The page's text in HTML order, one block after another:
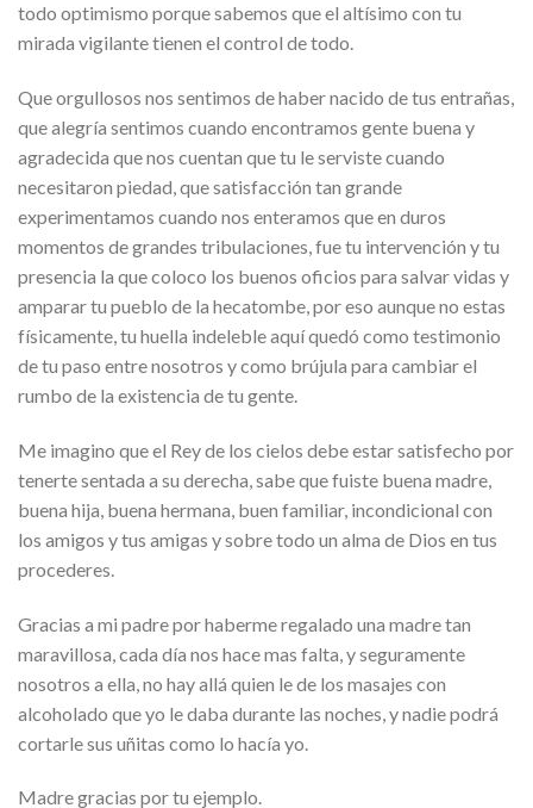
todo optimismo porque sabemos que el altísimo con tu
mirada vigilante tienen el control de todo.
Que orgullosos nos sentimos de haber nacido de tus entrañas,
que alegría sentimos cuando encontramos gente buena y
agradecida que nos cuentan que tu le serviste cuando
necesitaron piedad, que satisfacción tan grande
experimentamos cuando nos enteramos que en duros
momentos de grandes tribulaciones, fue tu intervención y tu
presencia la que coloco los buenos oficios para salvar vidas y
amparar tu pueblo de la hecatombe, por eso aunque no estas
físicamente, tu huella indeleble aquí quedó como testimonio
de tu paso entre nosotros y como brújula para cambiar el
rumbo de la existencia de tu gente.
Me imagino que el Rey de los cielos debe estar satisfecho por
tenerte sentada a su derecha, sabe que fuiste buena madre,
buena hija, buena hermana, buen familiar, incondicional con
los amigos y tus amigas y sobre todo un alma de Dios en tus
procederes.
Gracias a mi padre por haberme regalado una madre tan
maravillosa, cada día nos hace mas falta, y seguramente
nosotros a ella, no hay allá quien le de los masajes con
alcoholado que yo le daba durante las noches, y nadie podrá
cortarle sus uñitas como lo hacía yo.
Madre gracias por tu ejemplo.